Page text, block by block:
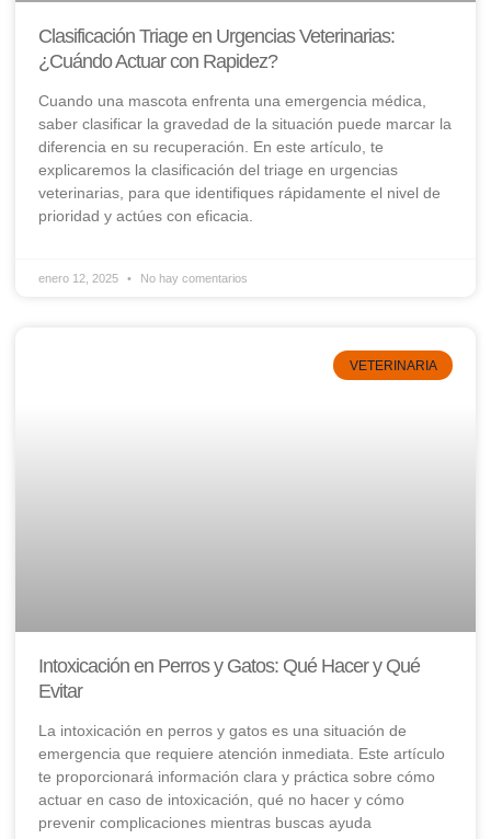
Clasificación Triage en Urgencias Veterinarias:
¿Cuándo Actuar con Rapidez?
Cuando una mascota enfrenta una emergencia médica,
saber clasificar la gravedad de la situación puede marcar la
diferencia en su recuperación. En este artículo, te
explicaremos la clasificación del triage en urgencias
veterinarias, para que identifiques rápidamente el nivel de
prioridad y actúes con eficacia.
enero 12, 2025 No hay comentarios
VETERINARIA
Intoxicación en Perros y Gatos: Qué Hacer y Qué
Evitar
La intoxicación en perros y gatos es una situación de
emergencia que requiere atención inmediata. Este artículo
te proporcionará información clara y práctica sobre cómo
actuar en caso de intoxicación, qué no hacer y cómo
prevenir complicaciones mientras buscas ayuda